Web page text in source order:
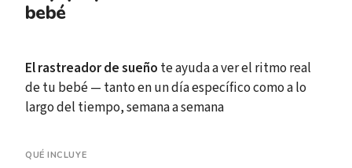
bebé
El rastreador de sueño te ayuda a ver el ritmo real
de tu bebé — tanto en un día específico como a lo
largo del tiempo, semana a semana
QUÉ INCLUYE